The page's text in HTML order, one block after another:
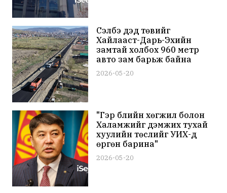
Сэлбэ дэд төвийг
Хайлааст-Дарь-Эхийн
замтай холбох 960 метр
авто зам барьж байна
2026-05-20
"Гэр бүлийн хөгжил болон
Халамжийг дэмжих тухай
хуулийн төслийг УИХ-д
өргөн барина"
2026-05-20